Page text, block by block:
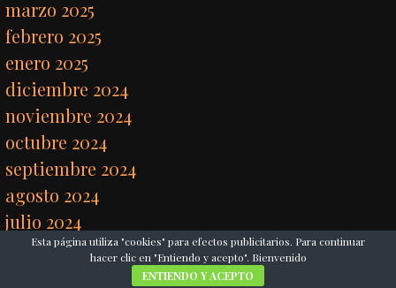
marzo 2025
febrero 2025
enero 2025
diciembre 2024
noviembre 2024
octubre 2024
septiembre 2024
agosto 2024
julio 2024
junio 2024
Esta página utiliza "cookies" para efectos publicitarios. Para continuar
hacer clic en "Entiendo y acepto". Bienvenido
ENTIENDO Y ACEPTO